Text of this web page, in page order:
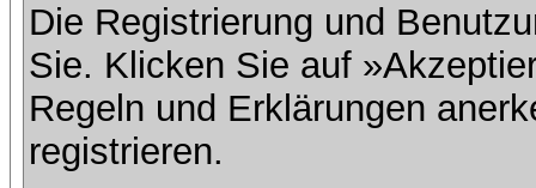
Die Registrierung und
Sie. Klicken Sie auf
Regeln und Erklärungen
registrieren.